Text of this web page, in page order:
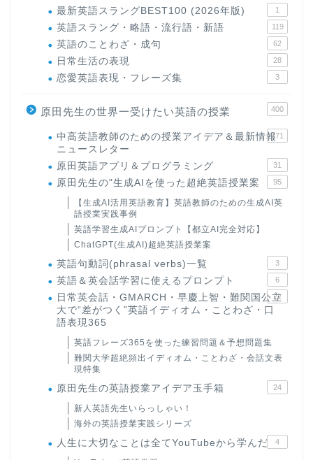
最新英語スラングBEST100 (2026年版) 1
英語スラング・略語・流行語・新語 119
英語のことわざ・成句 62
日常生活の表現 28
恋愛英語表現・フレーズ集 3
原田先生の世界一受けたい英語の授業 400
中高英語教師のための授業アイデア＆最新情報
ニュースレター
171
原田英語アプリ＆プログラミング 31
原田先生の"生成AIを使った超絶英語授業案 95
【生成AI活用英語教育】英語教師のための生成AI英
語授業実践事例
英語学習生成AIプロンプト【都立AI完全対応】
ChatGPT(生成AI)超絶英語授業案
英語句動詞(phrasal verbs)一覧 3
英語＆英会話学習に使えるプロンプト 6
日常英会話・GMARCH・早慶上智・難関国公立
大で“差がつく”英語イディオム・ことわざ・口
語表現365
22
英語フレーズ365を使った練習問題＆予想問題集
難関大学超絶頻出イディオム・ことわざ・会話文表
現特集
原田先生の英語授業アイデア玉手箱 24
新人英語先生いらっしゃい！
海外の英語授業実践シリーズ
人生に大切なことは全てYouTubeから学んだ 4